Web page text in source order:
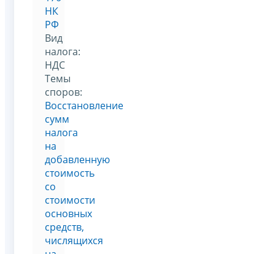
НК
РФ
Вид
налога:
НДС
Темы
споров:
Восстановление
сумм
налога
на
добавленную
стоимость
со
стоимости
основных
средств,
числящихся